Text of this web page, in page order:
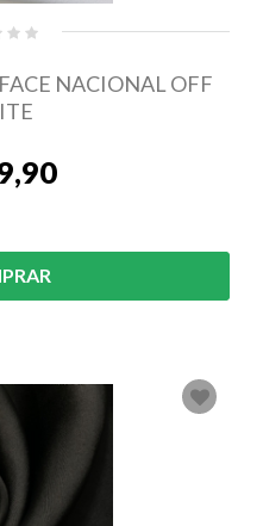
NACIONAL OFF